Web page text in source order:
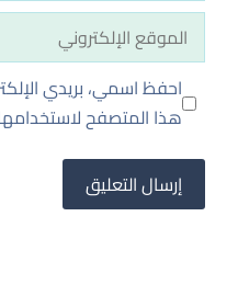
الموقع
الإلكتروني
احفظ اسمي، بريدي
هذا المتصفح